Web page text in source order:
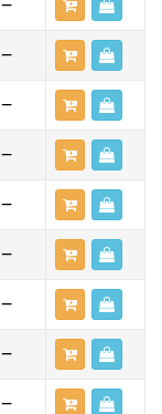
—
—
—
—
—
—
—
—
—